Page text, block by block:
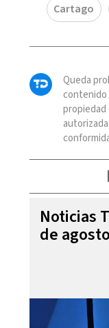
Cartago
Queda
contenido
propiedad
Noticias
de